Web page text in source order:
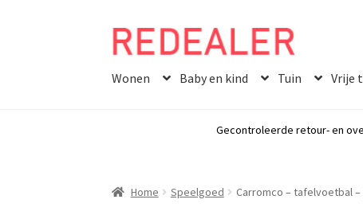
Skip
navigation
Skip
content
Wonen Baby en kind Tuin Vrije
Gecontroleerde retour- en
Home Speelgoed Carromco – tafelvoetbal